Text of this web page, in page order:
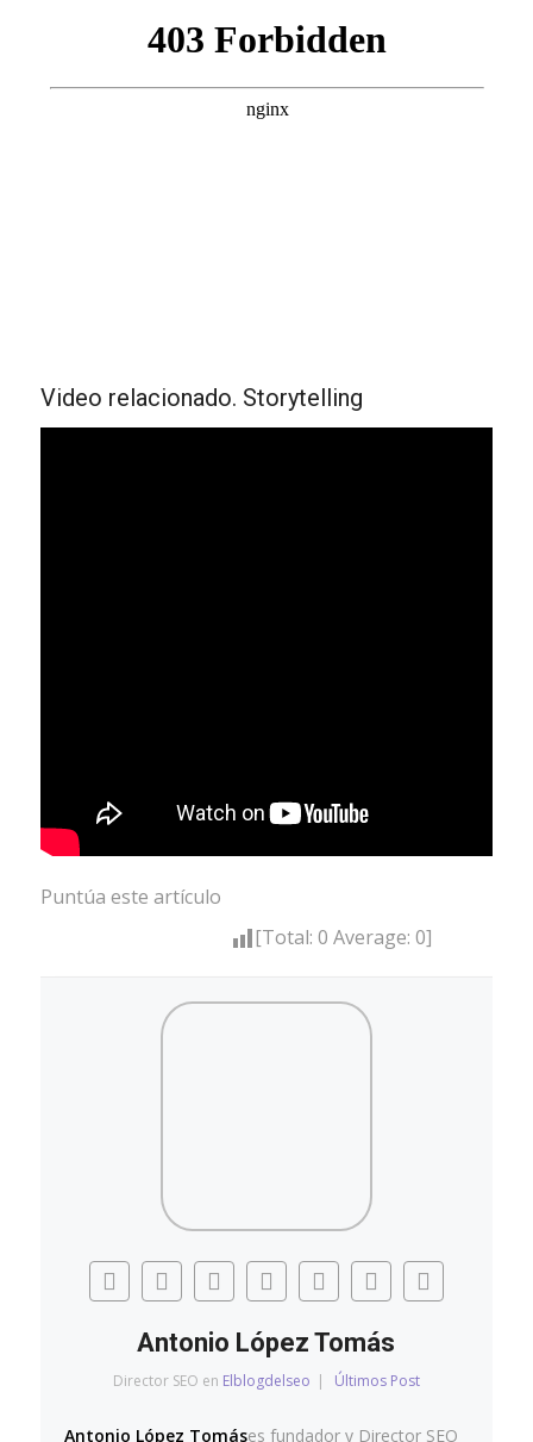
Video relacionado. Storytelling
Puntúa este artículo
[Total: 0 Average: 0]
Antonio López Tomás
Director SEO en Elblogdelseo | Últimos Post
Antonio López Tomáses fundador y Director SEO